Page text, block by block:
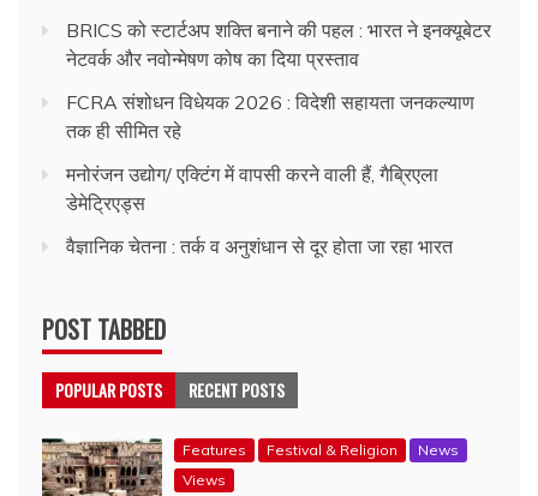
BRICS को स्टार्टअप शक्ति बनाने की पहल : भारत ने इनक्यूबेटर
नेटवर्क और नवोन्मेषण कोष का दिया प्रस्ताव
FCRA संशोधन विधेयक 2026 : विदेशी सहायता जनकल्याण
तक ही सीमित रहे
मनोरंजन उद्योग/ एक्टिंग में वापसी करने वाली हैं, गैब्रिएला
डेमेट्रिएड्स
वैज्ञानिक चेतना : तर्क व अनुशंधान से दूर होता जा रहा भारत
POST TABBED
POPULAR POSTS RECENT POSTS
Features Festival & Religion
News
Views